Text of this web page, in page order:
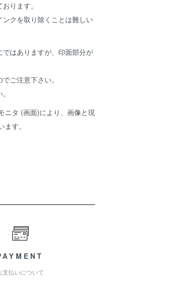
ります。
クを取り除くことは難しい
はありますが、印面部分が
ご注意下さい。
ニタ (画面)により、画像と現
す。
支払いについて